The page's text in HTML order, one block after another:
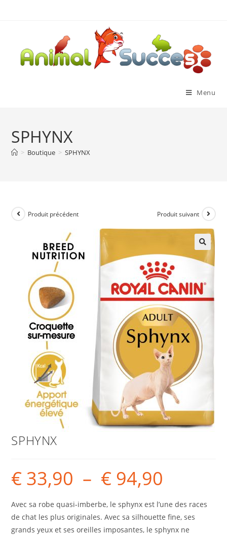
Menu
SPHYNX
> Boutique > SPHYNX
Produit précédent Produit suivant
SPHYNX
€ 33,90 – € 94,90
Avec sa robe quasi-imberbe, le sphynx est l’une des races
de chat les plus originales. Avec sa silhouette fine, ses
grands yeux et ses oreilles imposantes, le sphynx ne